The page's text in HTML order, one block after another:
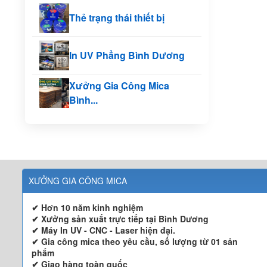
Thẻ trạng thái thiết bị
In UV Phẳng Bình Dương
Xưởng Gia Công Mica
Bình...
XƯỞNG GIA CÔNG MICA
✔ Hơn 10 năm kinh nghiệm
✔ Xưởng sản xuất trực tiếp tại Bình Dương
✔ Máy In UV - CNC - Laser hiện đại.
✔ Gia công mica theo yêu cầu, số lượng từ 01 sản
phẩm
✔ Giao hàng toàn quốc